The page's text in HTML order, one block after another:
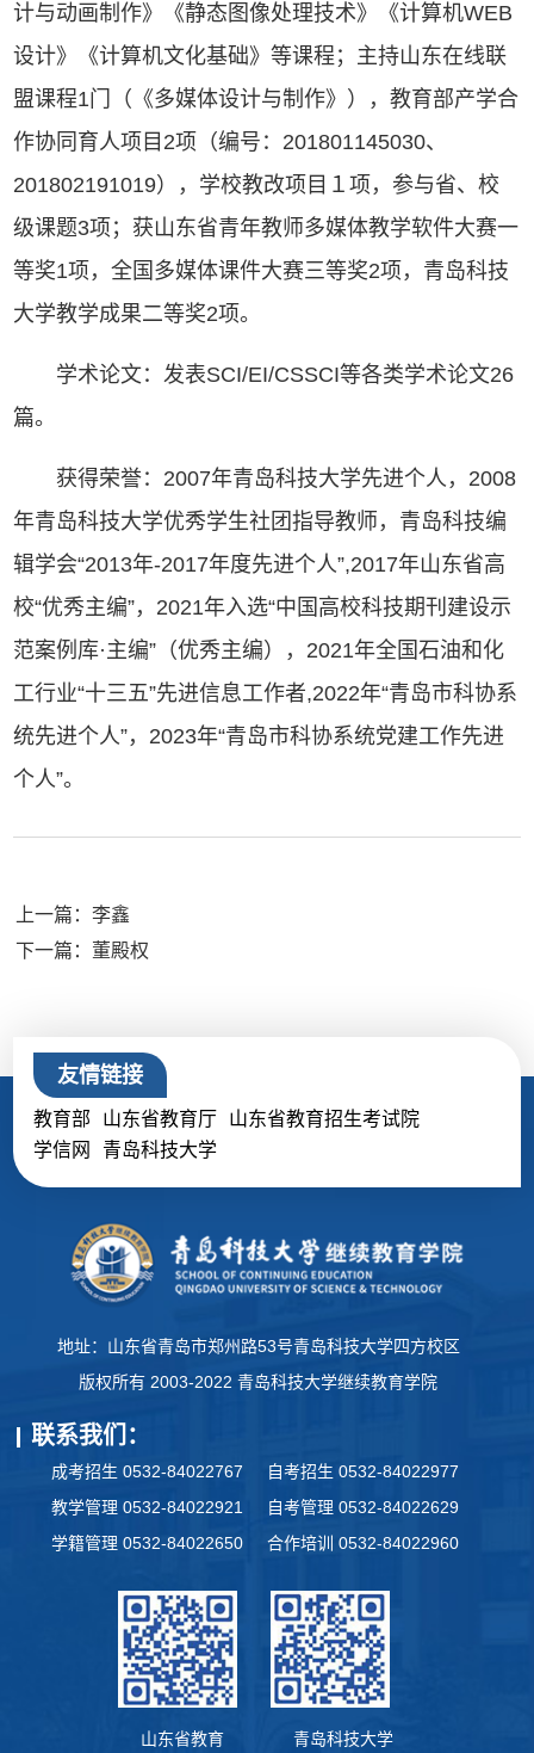
计与动画制作》《静态图像处理技术》《计算机WEB
设计》《计算机文化基础》等课程；主持山东在线联
盟课程1门（《多媒体设计与制作》），教育部产学合
作协同育人项目2项（编号：201801145030、
201802191019），学校教改项目１项，参与省、校
级课题3项；获山东省青年教师多媒体教学软件大赛一
等奖1项，全国多媒体课件大赛三等奖2项，青岛科技
大学教学成果二等奖2项。
学术论文：发表SCI/EI/CSSCI等各类学术论文26
篇。
获得荣誉：2007年青岛科技大学先进个人，2008
年青岛科技大学优秀学生社团指导教师，青岛科技编
辑学会“2013年-2017年度先进个人”,2017年山东省高
校“优秀主编”，2021年入选“中国高校科技期刊建设示
范案例库·主编”（优秀主编），2021年全国石油和化
工行业“十三五”先进信息工作者,2022年“青岛市科协系
统先进个人”，2023年“青岛市科协系统党建工作先进
个人”。
上一篇：李鑫
下一篇：董殿权
友情链接
教育部 山东省教育厅
山东省教育招生考试院
学信网
青岛科技大学
地址：山东省青岛市郑州路53号青岛科技大学四方校区
版权所有 2003-2022 青岛科技大学继续教育学院
联系我们：
成考招生 0532-84022767
自考招生 0532-84022977
教学管理 0532-84022921
自考管理 0532-84022629
学籍管理 0532-84022650
合作培训 0532-84022960
山东省教育 青岛科技大学